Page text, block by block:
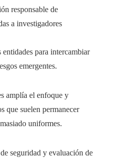
responsable de
a investigadores
para intercambiar
emergentes.
amplía el enfoque y
que suelen permanecer
uniformes.
seguridad y evaluación de